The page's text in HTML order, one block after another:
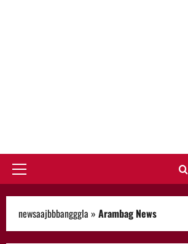
Primary
newsaajbbbangggla » Arambag News